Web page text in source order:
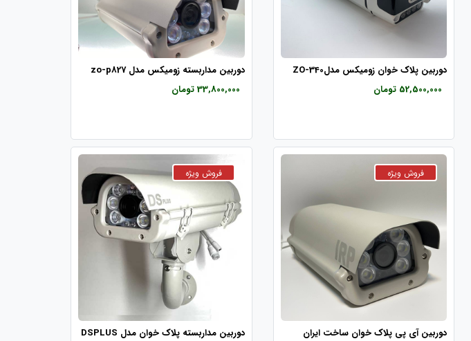
دوربین پلاک خوان زومیکس مدلZO-340
52,500,000 تومان
دوربین مداربسته زومیکس مدل zo-p827
33,800,000 تومان
دوربین آی پی پلاک خوان ساخت ایران
دوربین مداربسته پلاک خوان مدل DSPLUS